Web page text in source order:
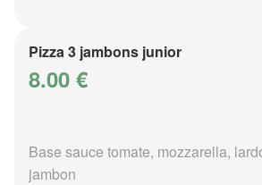
Pizza 3 jambons junior
8.00 €
Base sauce tomate, mozzarella,
jambon